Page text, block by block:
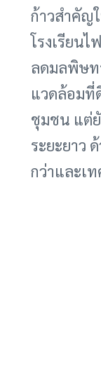
ก้าวสำคัญ
โรงเรียนไ
ลดมลพิษท
แวดล้อมที่
ชุมชน แต่
ระยะยาว
กว่าและเ